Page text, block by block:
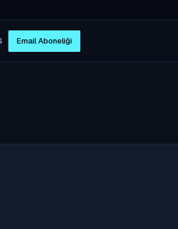
Email Aboneliği